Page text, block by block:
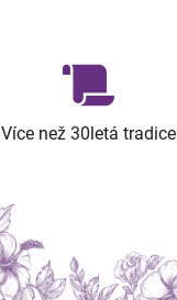
Více než 30letá tradice